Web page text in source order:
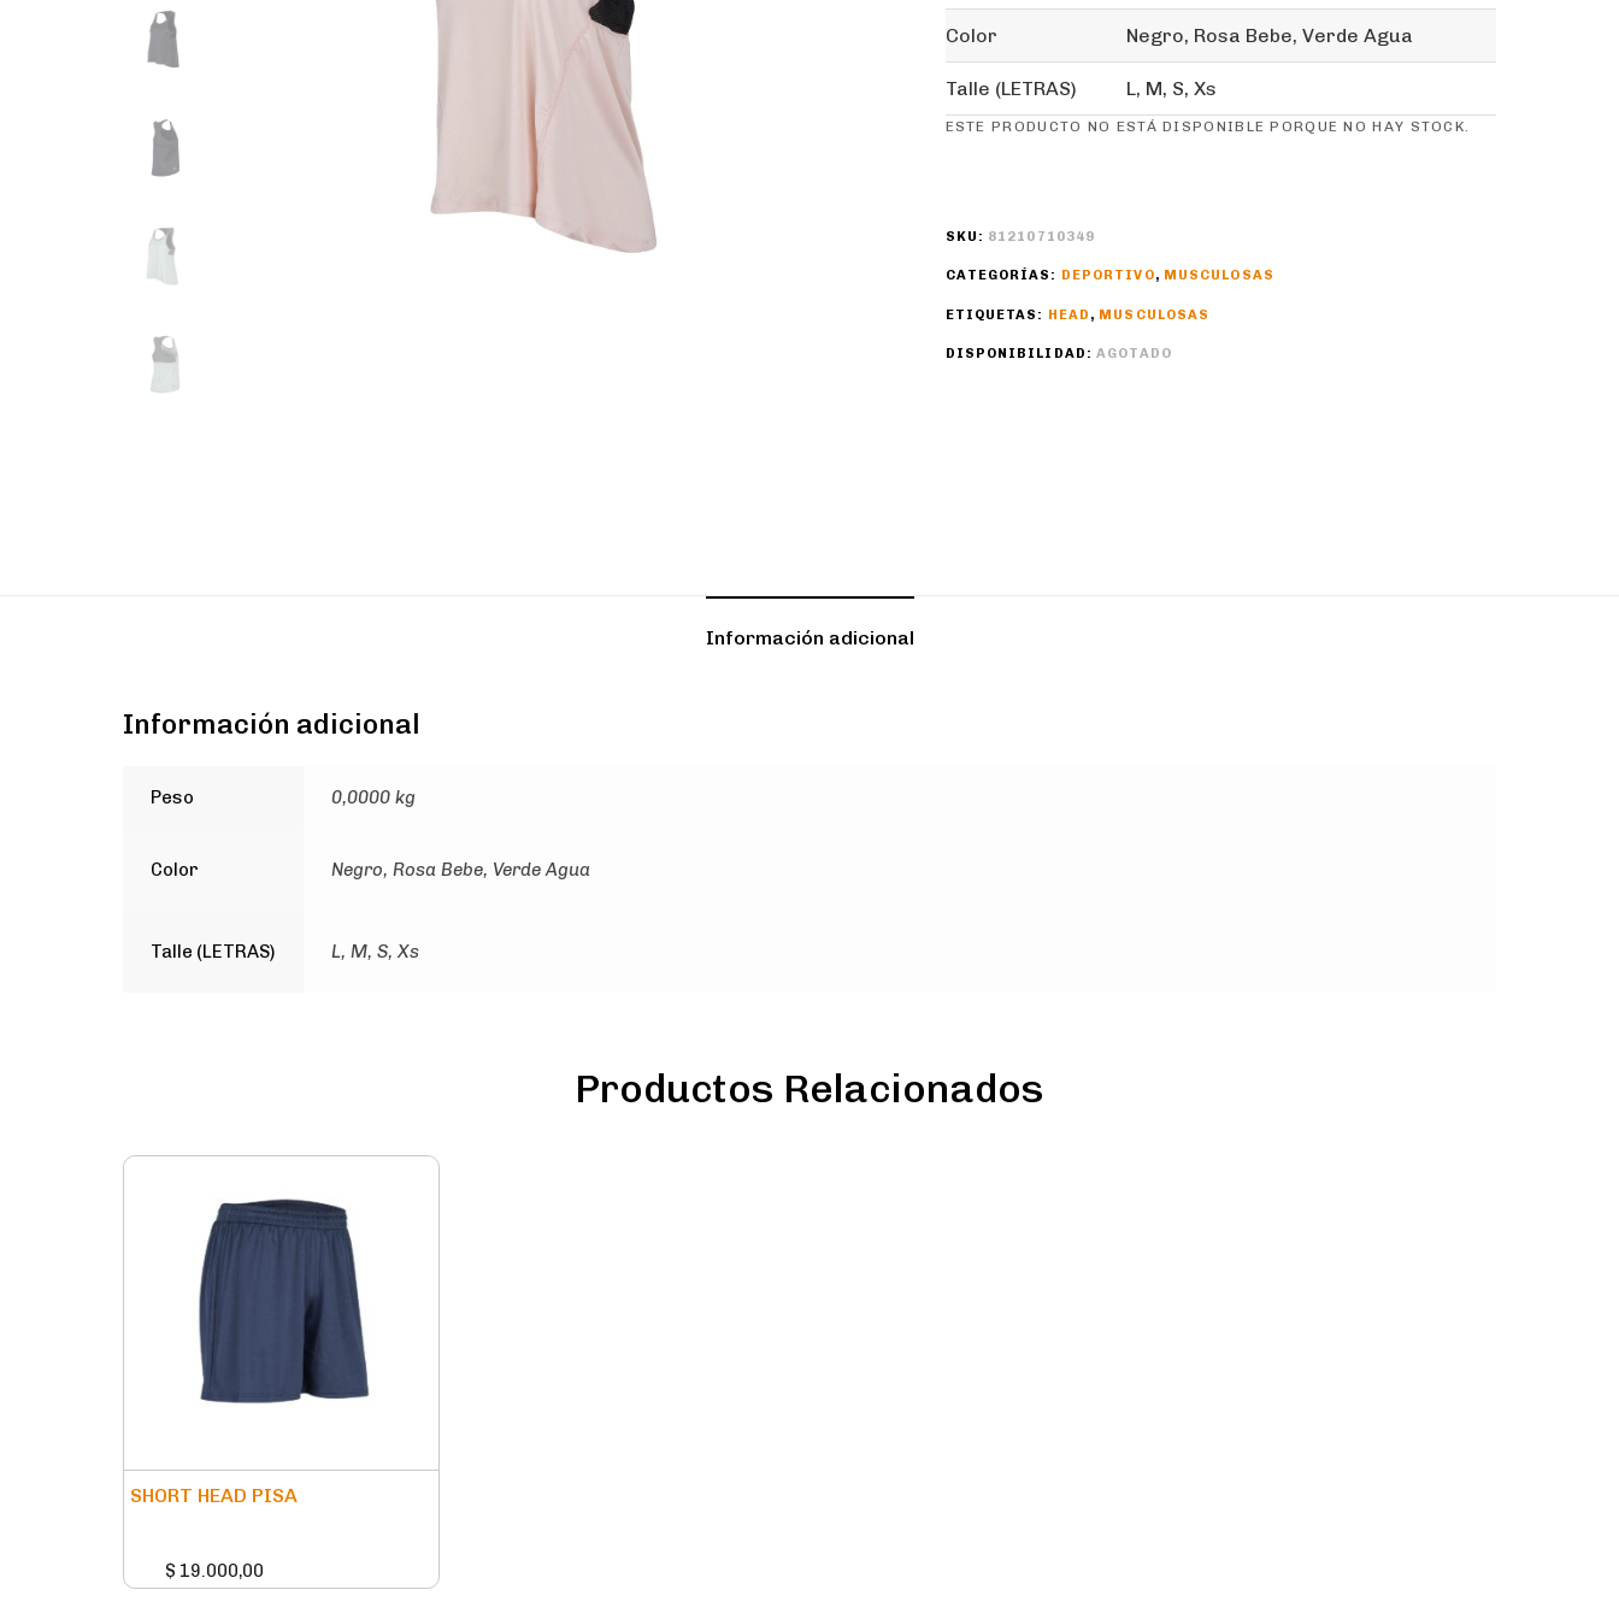
Color Negro, Rosa Bebe, Verde Agua
Talle (LETRAS) L, M, S, Xs
ESTE PRODUCTO NO ESTÁ DISPONIBLE PORQUE NO HAY STOCK.
SKU: 81210710349
CATEGORÍAS: DEPORTIVO, MUSCULOSAS
ETIQUETAS: HEAD , MUSCULOSAS
DISPONIBILIDAD:AGOTADO
Información adicional
Información adicional
Peso 0,0000 kg
Color Negro, Rosa Bebe, Verde Agua
Talle (LETRAS) L, M, S, Xs
Productos Relacionados
SHORT HEAD PISA
$ 19.000,00